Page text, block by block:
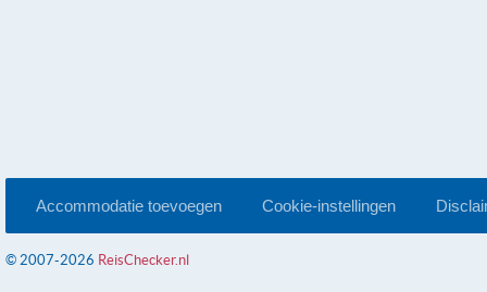
Accommodatie toevoegen Cookie-instellingen
© 2007-2026 ReisChecker.nl